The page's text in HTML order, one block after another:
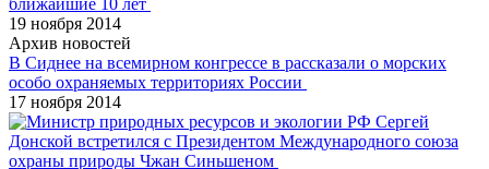
19 ноября 2014
Архив новостей
В Сиднее на всемирном конгрессе в рассказали о морских
особо охраняемых территориях России
17 ноября 2014